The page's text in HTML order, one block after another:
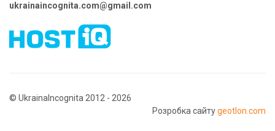
ukrainaincognita.com@gmail.com
© UkrainaIncognita 2012 - 2026
Розробка сайтуgeotlon.com